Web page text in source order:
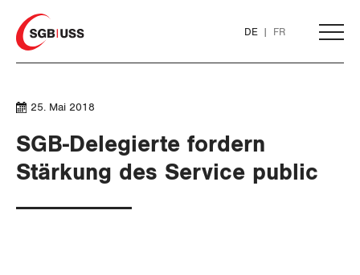
Home
DE FR
THEMEN
25. Mai 2018
SGB-Delegierte fordern
Stärkung des Service public